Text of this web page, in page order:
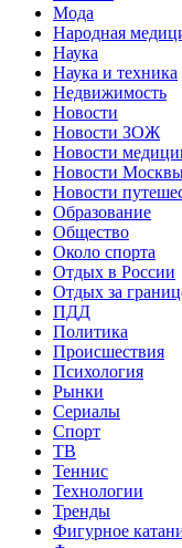
Мода
Народная
Наука
Наука и техника
Недвижимость
Новости
Новости ЗОЖ
Новости
Новости
Новости
Образование
Общество
Около спорта
Отдых в России
Отдых за
ПДД
Политика
Происшествия
Психология
Рынки
Сериалы
Спорт
ТВ
Теннис
Технологии
Тренды
Фигурное